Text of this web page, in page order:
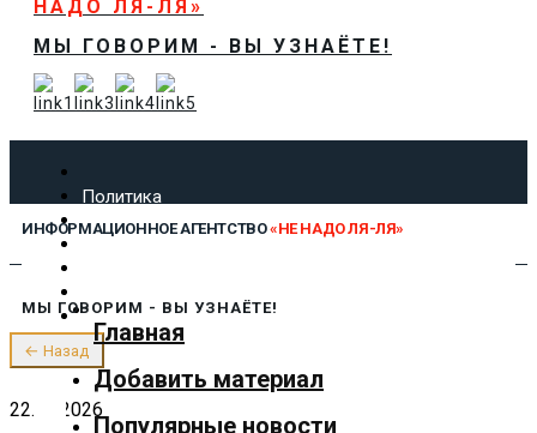
НАДО ЛЯ-ЛЯ»
МЫ ГОВОРИМ - ВЫ УЗНАЁТЕ!
Политика
Экономика
Культура
Предложить новость
О нас
ИНФОРМАЦИОННОЕ АГЕНТСТВО«НЕ НАДО ЛЯ-ЛЯ»
Главная
Добавить материал
Популярные новости
МЫ ГОВОРИМ - ВЫ УЗНАЁТЕ!
← Назад
22.04.2026